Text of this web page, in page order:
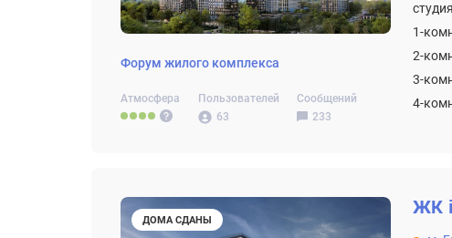
Форум жилого комплекса
Атмосфера
Пользователей
63
Сообщений
233
студия
1-
2-
3-
4-
ДОМА СДАНЫ
ЖК